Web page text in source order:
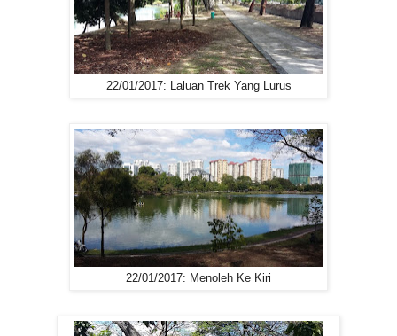
22/01/2017: Laluan Trek Yang Lurus
22/01/2017: Menoleh Ke Kiri